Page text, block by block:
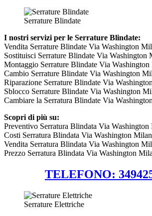
Serrature Blindate
I nostri servizi per le Serrature Blindate:
Vendita Serrature Blindate Via Washington
Sostituisci Serrature Blindate Via Washington
Montaggio Serrature Blindate Via
Cambio Serrature Blindate Via Washington
Riparazione Serrature Blindate Via
Sblocco Serrature Blindate Via Washington
Cambiare la Serratura Blindate Via
Scopri di più su:
Preventivo Serratura Blindata Via
Costi Serratura Blindata Via Washington
Vendita Serratura Blindata Via Washington
Prezzo Serratura Blindata Via Washington
TELEFONO:
Serrature Elettriche